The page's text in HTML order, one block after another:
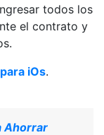
todos los
el contrato y
iOs.
Ahorrar